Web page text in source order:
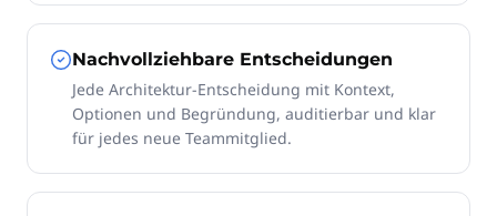
Nachvollziehbare Entscheidungen
Jede Architektur-Entscheidung mit Kontext,
Optionen und Begründung, auditierbar und klar
für jedes neue Teammitglied.